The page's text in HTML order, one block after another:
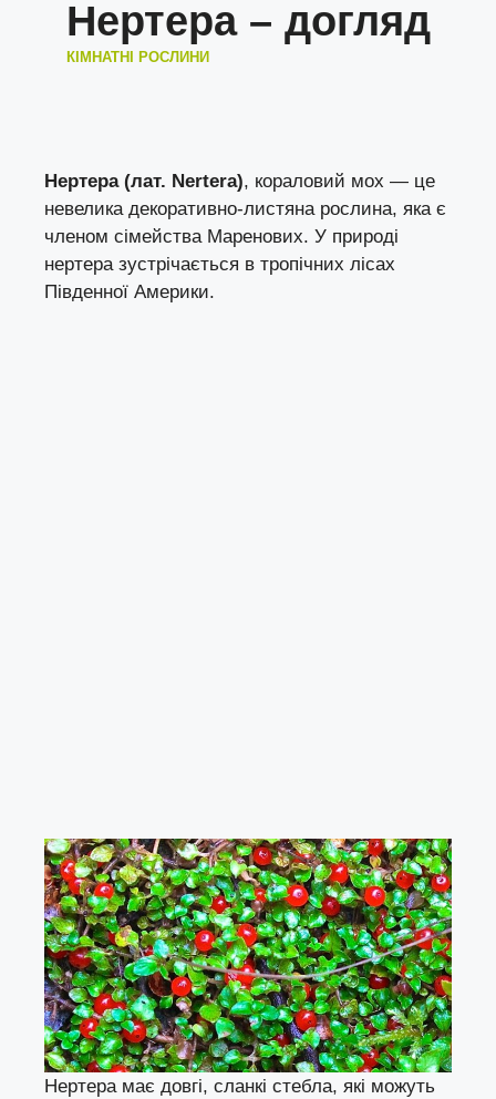
Нертера – догляд
КІМНАТНІ РОСЛИНИ
Нертера (лат. Nertera), кораловий мох — це
невелика декоративно-листяна рослина, яка є
членом сімейства Маренових. У природі
нертера зустрічається в тропічних лісах
Південної Америки.
Нертера має довгі, сланкі стебла, які можуть